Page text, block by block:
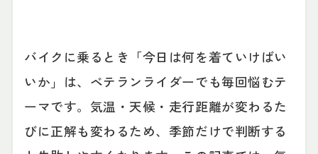
バイクに乗るとき「今日は何を着ていけばい
いか」は、ベテランライダーでも毎回悩むテ
ーマです。気温・天候・走行距離が変わるた
びに正解も変わるため、季節だけで判断する